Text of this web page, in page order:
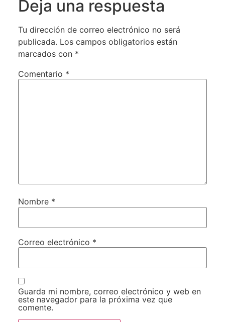
Deja una respuesta
Tu dirección de correo electrónico no será
publicada. Los campos obligatorios están
marcados con *
Comentario *
Nombre *
Correo electrónico *
Guarda mi nombre, correo electrónico y web en
este navegador para la próxima vez que
comente.